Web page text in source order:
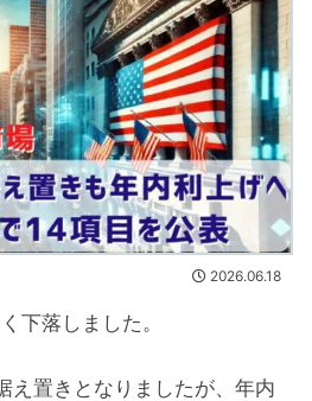
2026.06.18
下落しました。
え置きとなりましたが、年内